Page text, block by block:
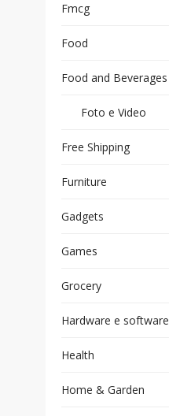
Fmcg
Food
Food and Beverages
Foto e Video
Free Shipping
Furniture
Gadgets
Games
Grocery
Hardware e software
Health
Home & Garden